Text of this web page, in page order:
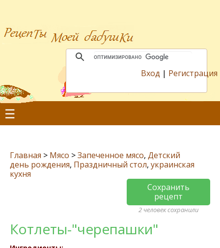
Вход | Регистрация
☰
Главная > Мясо >Запеченное мясо, Детский
день рождения, Праздничный стол, украинская
кухня
Сохранить
рецепт
2 человек сохранили
Котлеты-"черепашки"